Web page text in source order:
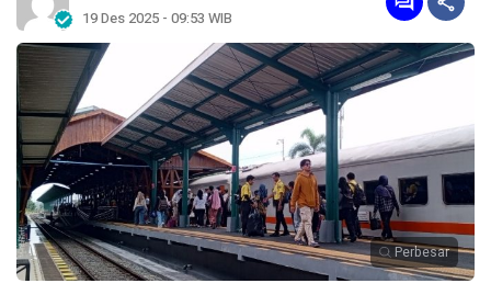
19 Des 2025 - 09:53 WIB
Perbesar